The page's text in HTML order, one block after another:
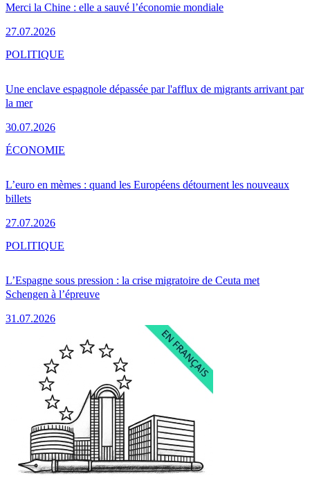
Merci la Chine : elle a sauvé l’économie mondiale
27.07.2026
Une enclave espagnole dépassée par l'afflux de migrants arrivant par
la mer
30.07.2026
POLITIQUE
L’euro en mèmes : quand les Européens détournent les nouveaux
billets
27.07.2026
ÉCONOMIE
L’Espagne sous pression : la crise migratoire de Ceuta met
Schengen à l’épreuve
31.07.2026
POLITIQUE